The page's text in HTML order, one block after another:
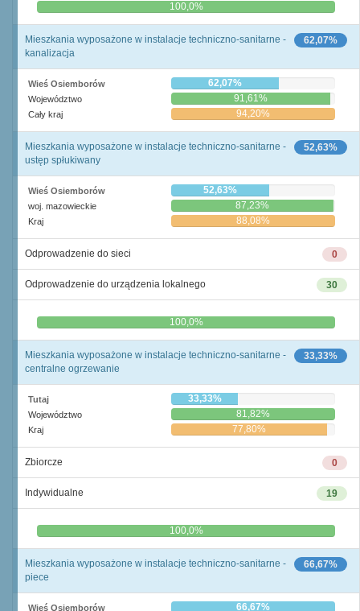
0,0% 100,0%
62,07%
Mieszkania wyposażone w instalacje techniczno-sanitarne -
kanalizacja
Wieś Osiemborów 62,07%
Województwo 91,61%
Cały kraj 94,20%
52,63%
Mieszkania wyposażone w instalacje techniczno-sanitarne -
ustęp spłukiwany
Wieś Osiemborów 52,63%
woj. mazowieckie 87,23%
Kraj 88,08%
0
Odprowadzenie do sieci
30
Odprowadzenie do urządzenia lokalnego
0,0% 100,0%
33,33%
Mieszkania wyposażone w instalacje techniczno-sanitarne -
centralne ogrzewanie
Tutaj 33,33%
Województwo 81,82%
Kraj 77,80%
0
Zbiorcze
19
Indywidualne
0,0% 100,0%
66,67%
Mieszkania wyposażone w instalacje techniczno-sanitarne -
piece
Wieś Osiemborów 66,67%